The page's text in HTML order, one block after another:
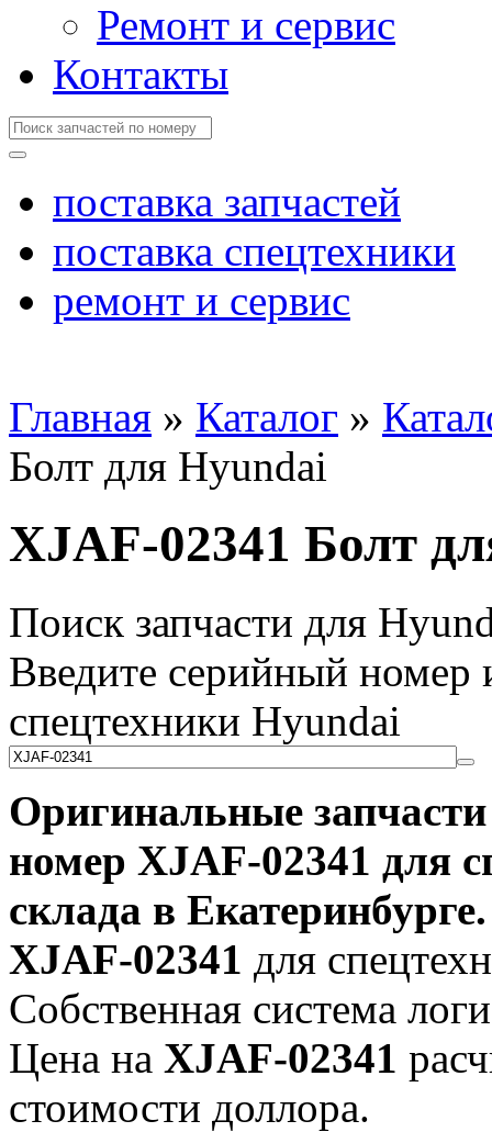
Ремонт и сервис
Контакты
поставка запчастей
поставка спецтехники
ремонт и сервис
Главная » Каталог »
Болт для Hyundai
XJAF-02341 Болт
Поиск запчасти для
Введите серийный номер
спецтехники Hyundai
Оригинальные
номер XJAF-02341 для
склада в Екатеринбурге.
XJAF-02341 для
Собственная система
Цена на XJAF-02341
стоимости доллора.